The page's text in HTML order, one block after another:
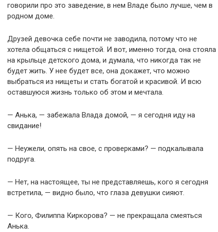
говорили про это заведение, в нем Владе было лучше, чем в
родном доме.
Друзей девочка себе почти не заводила, потому что не
хотела общаться с нищетой. И вот, именно тогда, она стояла
на крыльце детского дома, и думала, что никогда так не
будет жить. У нее будет все, она докажет, что можно
выбраться из нищеты и стать богатой и красивой. И всю
оставшуюся жизнь только об этом и мечтала.
— Анька, — забежала Влада домой, — я сегодня иду на
свидание!
— Неужели, опять на свое, с проверками? — подкалывала
подруга.
— Нет, на настоящее, ты не представляешь, кого я сегодня
встретила, — видно было, что глаза девушки сияют.
— Кого, Филиппа Киркорова? — не прекращала смеяться
Анька.